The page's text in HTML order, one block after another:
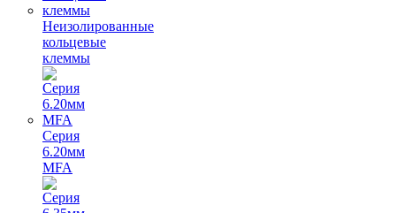
Неизолированные
кольцевые
клеммы
Серия
6.20мм
MFA